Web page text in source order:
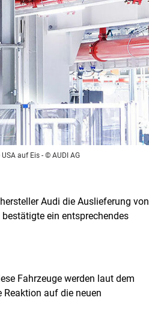
auf Eis- © AUDI AG
Audi die Auslieferung von
ein entsprechendes
Fahrzeuge werden laut dem
Reaktion auf die neuen